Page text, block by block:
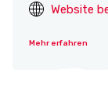
Website
Mehr erfahren